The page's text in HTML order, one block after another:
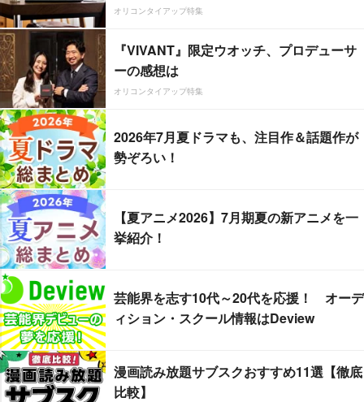
オリコンタイアップ特集
『VIVANT』限定ウオッチ、プロデューサ
ーの感想は
オリコンタイアップ特集
2026年7月夏ドラマも、注目作＆話題作が
勢ぞろい！
【夏アニメ2026】7月期夏の新アニメを一
挙紹介！
芸能界を志す10代～20代を応援！ オーデ
ィション・スクール情報はDeview
漫画読み放題サブスクおすすめ11選【徹底
比較】